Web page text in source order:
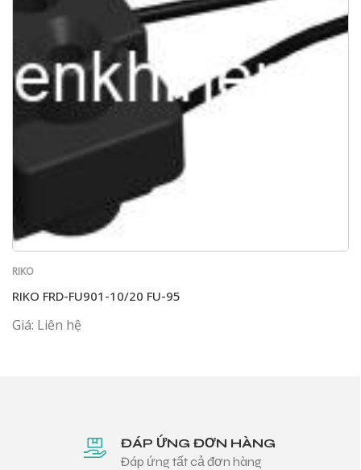
RIKO
RIKO FRD-FU901-10/20 FU-95
Giá: Liên hệ
ĐÁP ỨNG ĐƠN HÀNG
Đáp ứng tất cả đơn hàng